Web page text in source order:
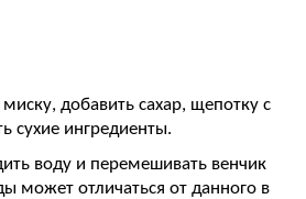
добавить сахар, щепотку с
сухие ингредиенты.
воду и перемешивать венчик
может отличаться от данного в